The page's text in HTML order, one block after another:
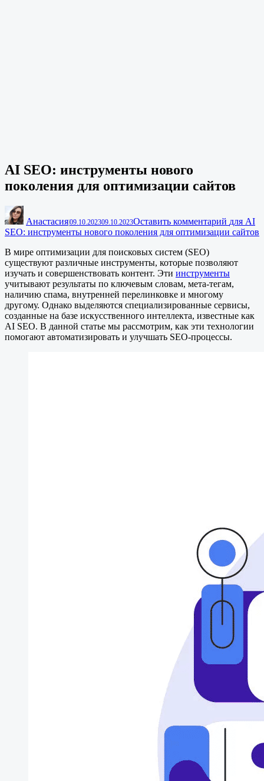
AI SEO: инструменты нового
поколения для оптимизации сайтов
Анастасия|09.10.202309.10.2023Оставить комментарий для AI
SEO: инструменты нового поколения для оптимизации сайтов
В мире оптимизации для поисковых систем (SEO)
существуют различные инструменты, которые позволяют
изучать и совершенствовать контент. Эти инструменты
учитывают результаты по ключевым словам, мета-тегам,
наличию спама, внутренней перелинковке и многому
другому. Однако выделяются специализированные сервисы,
созданные на базе искусственного интеллекта, известные как
AI SEO. В данной статье мы рассмотрим, как эти технологии
помогают автоматизировать и улучшать SEO-процессы.